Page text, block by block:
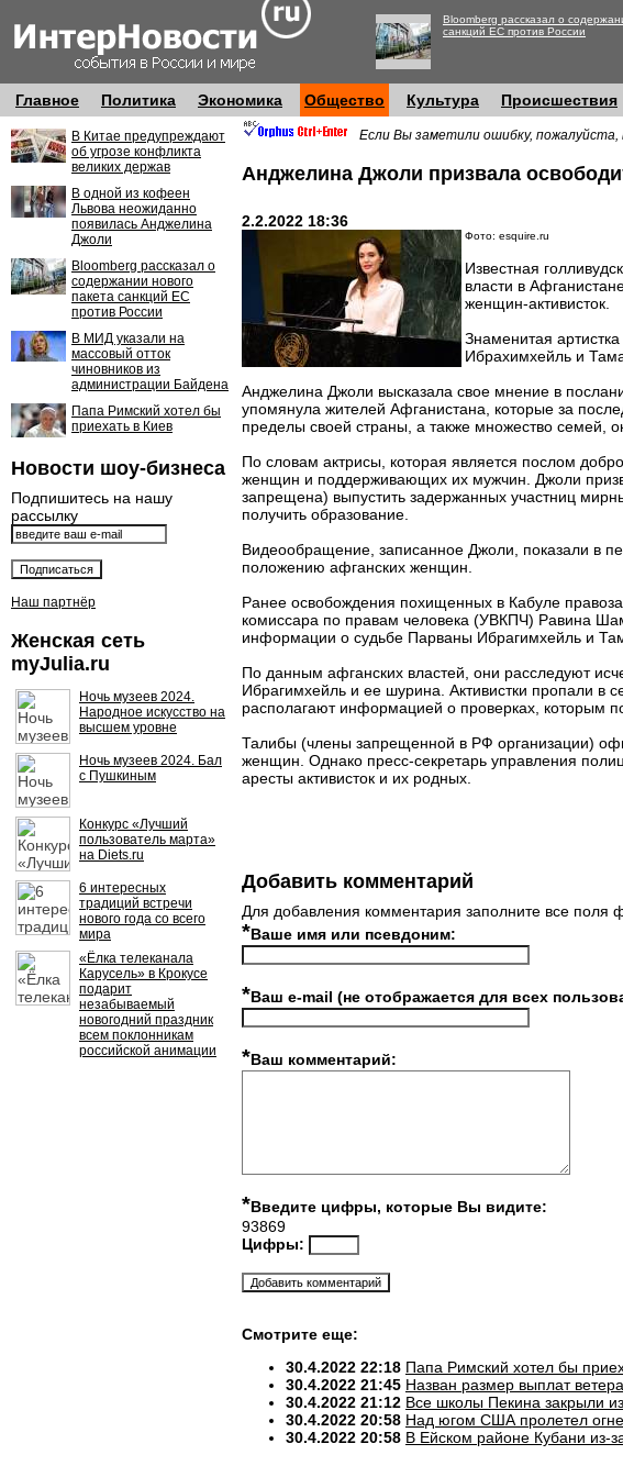
Bloomberg рассказал о
санкций ЕС против России
Главное Политика Экономика Общество Культура Происшествия
В Китае предупреждают
об угрозе конфликта
великих держав
В одной из кофеен
Львова неожиданно
появилась Анджелина
Джоли
Bloomberg рассказал о
содержании нового
пакета санкций ЕС
против России
В МИД указали на
массовый отток
чиновников из
администрации Байдена
Папа Римский хотел бы
приехать в Киев
Новости шоу-бизнеса
Подпишитесь на нашу
рассылку
Наш партнёр
Женская сеть
myJulia.ru
Ночь музеев 2024.
Народное искусство на
высшем уровне
Ночь музеев 2024. Бал
с Пушкиным
Конкурс «Лучший
пользователь марта»
на Diets.ru
6 интересных
традиций встречи
нового года со всего
мира
«Ёлка телеканала
Карусель» в Крокусе
подарит
незабываемый
новогодний праздник
всем поклонникам
российской анимации
Если Вы заметили ошибку,
Анджелина Джоли призвала
2.2.2022 18:36
Фото: esquire.ru
Известная
власти в
женщин-активисток.
Знаменитая
Ибрахимхейль и
Анджелина Джоли высказала свое мнение в
упомянула жителей Афганистана, которые за
пределы своей страны, а также множество семей,
По словам актрисы, которая является послом
женщин и поддерживающих их мужчин. Джоли
запрещена) выпустить задержанных участниц
получить образование.
Видеообращение, записанное Джоли, показали в
положению афганских женщин.
Ранее освобождения похищенных в Кабуле
комиссара по правам человека (УВКПЧ) Равина
информации о судьбе Парваны Ибрагимхейль и
По данным афганских властей, они расследуют
Ибрагимхейль и ее шурина. Активистки пропали в
располагают информацией о проверках, которым
Талибы (члены запрещенной в РФ организации)
женщин. Однако пресс-секретарь управления
аресты активисток и их родных.
Добавить комментарий
Для добавления комментария заполните все поля
*Ваше имя или псевдоним:
*Ваш e-mail (не отображается для всех
*Ваш комментарий:
*Введите цифры, которые Вы видите:
93869
Цифры:
Смотрите еще:
30.4.2022 22:18 Папа Римский хотел бы
30.4.2022 21:45 Назван размер выплат
30.4.2022 21:12 Все школы Пекина закрыли
30.4.2022 20:58 Над югом США пролетел
30.4.2022 20:58 В Ейском районе Кубани из-